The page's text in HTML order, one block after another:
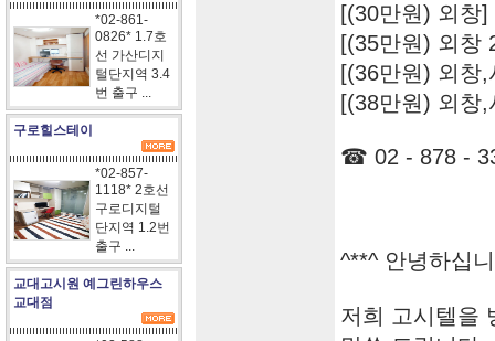
*02-861-
0826* 1.7호
선 가산디지
털단지역 3.4
번 출구 ...
구로힐스테이
*02-857-
1118* 2호선
구로디지털
단지역 1.2번
출구 ...
교대고시원 예그린하우스
교대점
[(30만원) 외창]
[(35만원) 외창
[(36만원) 외창,
[(38만원) 외창
☎ 02 - 878 -
^**^ 안녕하십
저희 고시텔을